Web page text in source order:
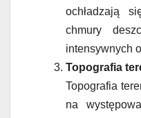
ochładzają
chmury
intensywnych
Topografia
Topografia
na